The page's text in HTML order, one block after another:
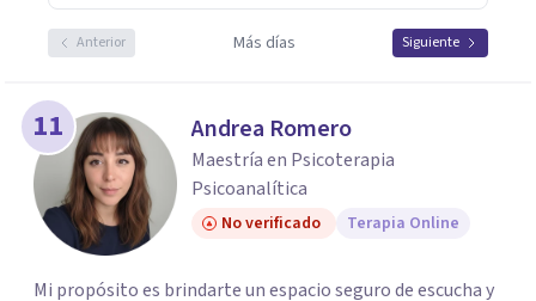
Anterior Más días Siguiente
11 Andrea Romero
Maestría en Psicoterapia
Psicoanalítica
No verificado Terapia Online
Mi propósito es brindarte un espacio seguro de escucha y